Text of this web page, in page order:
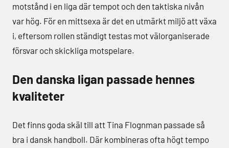
motstånd i en liga där tempot och den taktiska nivån
var hög. För en mittsexa är det en utmärkt miljö att växa
i, eftersom rollen ständigt testas mot välorganiserade
försvar och skickliga motspelare.
Den danska ligan passade hennes
kvaliteter
Det finns goda skäl till att Tina Flognman passade så
bra i dansk handboll. Där kombineras ofta högt tempo